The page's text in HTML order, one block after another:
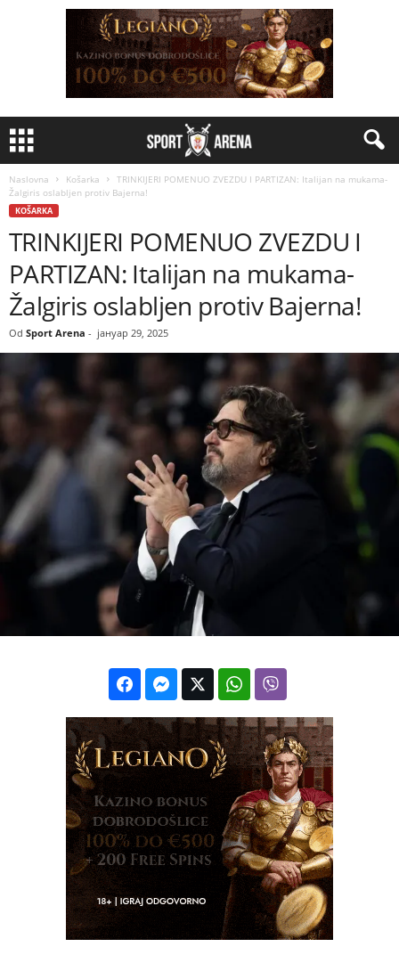
Naslovna Košarka
TRINKIJERI POMENUO ZVEZDU I PARTIZAN: Italijan na mukama-
Žalgiris oslabljen protiv Bajerna!
KOŠARKA
TRINKIJERI POMENUO ZVEZDU I
PARTIZAN: Italijan na mukama-
Žalgiris oslabljen protiv Bajerna!
Od Sport Arena - јануар 29, 2025